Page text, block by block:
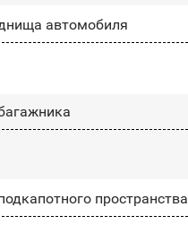
автомобиля
пространства